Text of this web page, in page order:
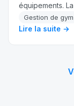
équipements.
mélange de
…
Gestion de gym
Lire la suite →